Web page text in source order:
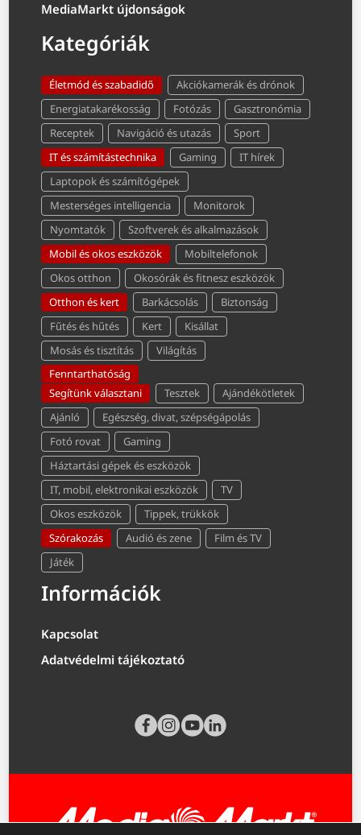
MediaMarkt újdonságok
Kategóriák
Életmód és szabadidő
Akciókamerák és drónok
Energiatakarékosság
Fotózás
Gasztronómia
Receptek
Navigáció és utazás
Sport
IT és számítástechnika
Gaming
IT hírek
Laptopok és számítógépek
Mesterséges intelligencia
Monitorok
Nyomtatók
Szoftverek és alkalmazások
Mobil és okos eszközök
Mobiltelefonok
Okos otthon
Okosórák és fitnesz eszközök
Otthon és kert
Barkácsolás
Biztonság
Fűtés és hűtés
Kert
Kisállat
Mosás és tisztítás
Világítás
Fenntarthatóság
Segítünk választani
Tesztek
Ajándékötletek
Ajánló
Egészség, divat, szépségápolás
Fotó rovat
Gaming
Háztartási gépek és eszközök
IT, mobil, elektronikai eszközök
TV
Okos eszközök
Tippek, trükkök
Szórakozás
Audió és zene
Film és TV
Játék
Információk
Kapcsolat
Adatvédelmi tájékoztató